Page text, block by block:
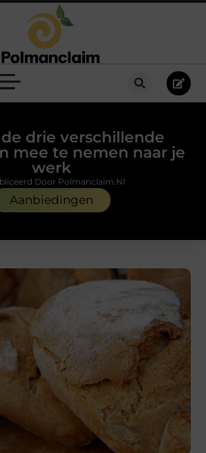
drie verschillende
mee te nemen naar je
werk
Aanbiedingen
Door Polmanclaim.nl